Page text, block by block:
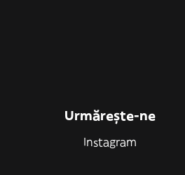
Urmărește-ne
Instagram